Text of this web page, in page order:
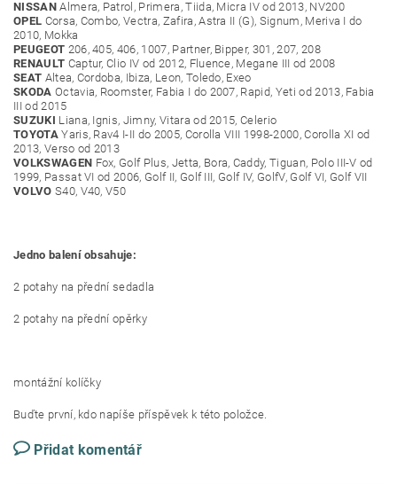
NISSANAlmera, Patrol, Primera, Tiida, Micra IV od 2013, NV200
OPEL Corsa, Combo, Vectra, Zafira, Astra II (G), Signum, Meriva I do
2010, Mokka
PEUGEOT 206, 405, 406, 1007, Partner, Bipper, 301, 207, 208
RENAULT Captur, Clio IV od 2012, Fluence, Megane III od 2008
SEAT Altea, Cordoba, Ibiza, Leon, Toledo, Exeo
SKODA Octavia, Roomster, Fabia I do 2007, Rapid, Yeti od 2013, Fabia
III od 2015
SUZUKI Liana, Ignis, Jimny, Vitara od 2015, Celerio
TOYOTAYaris, Rav4 I-II do 2005, Corolla VIII 1998-2000, Corolla XI od
2013, Verso od 2013
VOLKSWAGEN Fox, Golf Plus, Jetta, Bora, Caddy, Tiguan, Polo III-V od
1999, Passat VI od 2006, Golf II, Golf III, Golf IV, GolfV, Golf VI, Golf VII
VOLVO S40, V40, V50
Jedno balení obsahuje:
2 potahy na přední sedadla
2 potahy na přední opěrky
montážní kolíčky
Buďte první, kdo napíše příspěvek k této položce.
Přidat komentář